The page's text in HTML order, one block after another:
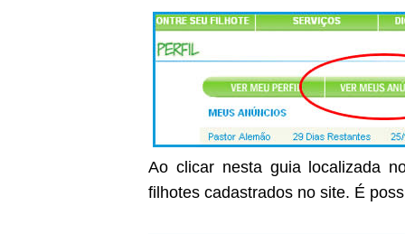
Ao clicar nesta guia localizada
filhotes cadastrados no site. É